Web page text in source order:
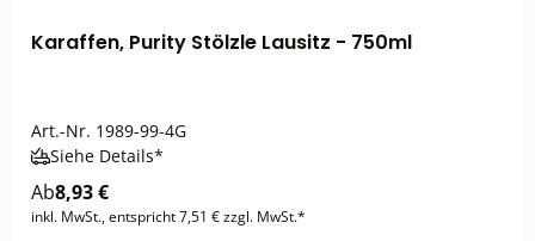
Karaffen, Purity Stölzle Lausitz - 750ml
Art.-Nr. 1989-99-4G
Siehe Details*
Ab8,93 €
inkl. MwSt., entspricht 7,51 € zzgl. MwSt.*